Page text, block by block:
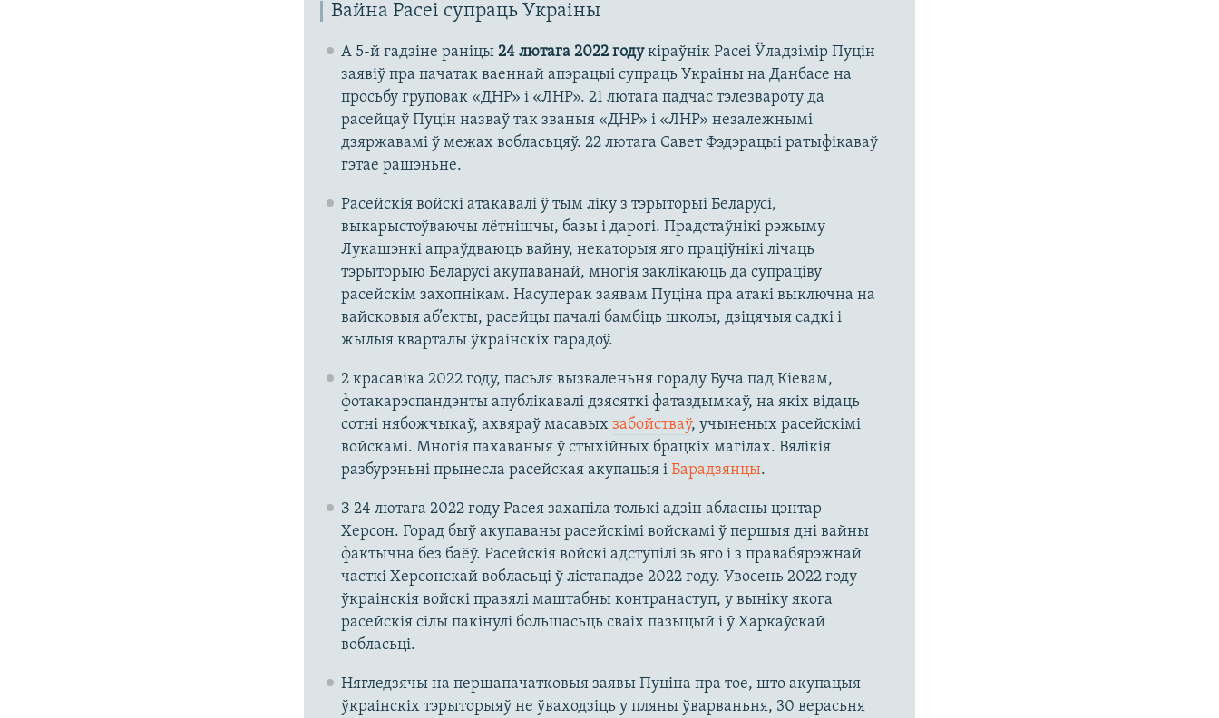
Вайна Расеі супраць Украіны
А 5-й гадзіне раніцы 24 лютага 2022 годукіраўнік Расеі Ўладзімір Пуцін
заявіў пра пачатак ваеннай апэрацыі супраць Украіны на Данбасе на
просьбу груповак «ДНР» і «ЛНР». 21 лютага падчас тэлезвароту да
расейцаў Пуцін назваў так званыя «ДНР» і «ЛНР» незалежнымі
дзяржавамі ў межах вобласьцяў. 22 лютага Савет Фэдэрацыі ратыфікаваў
гэтае рашэньне.
Расейскія войскі атакавалі ў тым ліку з тэрыторыі Беларусі,
выкарыстоўваючы лётнішчы, базы і дарогі. Прадстаўнікі рэжыму
Лукашэнкі апраўдваюць вайну, некаторыя яго праціўнікі лічаць
тэрыторыю Беларусі акупаванай, многія заклікаюць да супраціву
расейскім захопнікам. Насуперак заявам Пуціна пра атакі выключна на
вайсковыя аб’екты, расейцы пачалі бамбіць школы, дзіцячыя садкі і
жылыя кварталы ўкраінскіх гарадоў.
2 красавіка 2022 году, пасьля вызваленьня гораду Буча пад Кіевам,
фотакарэспандэнты апублікавалі дзясяткі фатаздымкаў, на якіх відаць
сотні нябожчыкаў, ахвяраў масавых забойстваў, учыненых расейскімі
войскамі. Многія пахаваныя ў стыхійных брацкіх магілах. Вялікія
разбурэньні прынесла расейская акупацыя і Барадзянцы.
З 24 лютага 2022 году Расея захапіла толькі адзін абласны цэнтар —
Херсон. Горад быў акупаваны расейскімі войскамі ў першыя дні вайны
фактычна без баёў. Расейскія войскі адступілі зь яго і з правабярэжнай
часткі Херсонскай вобласьці ў лістападзе 2022 году. Увосень 2022 году
ўкраінскія войскі правялі маштабны контранаступ, у выніку якога
расейскія сілы пакінулі большасьць сваіх пазыцый і ў Харкаўскай
вобласьці.
Нягледзячы на першапачатковыя заявы Пуціна пра тое, што акупацыя
ўкраінскіх тэрыторыяў не ўваходзіць у пляны ўварваньня, 30 верасьня